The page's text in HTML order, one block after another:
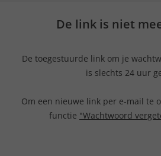
De link is niet
De toegestuurde link om je
is slechts 24 uur
Om een nieuwe link per e-mail te
functie "Wachtwoord